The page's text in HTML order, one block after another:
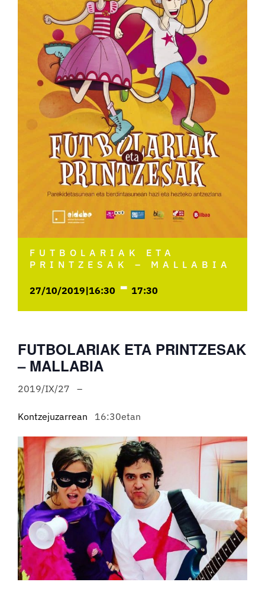
FUTBOLARIAK ETA
PRINTZESAK – MALLABIA
27/10/2019|16:30 - 17:30
FUTBOLARIAK ETA PRINTZESAK
– MALLABIA
2019/IX/27 –
Kontzejuzarrean 16:30etan